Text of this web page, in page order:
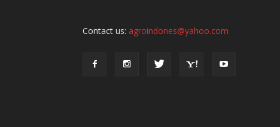
Contact us: agroindones@yahoo.com